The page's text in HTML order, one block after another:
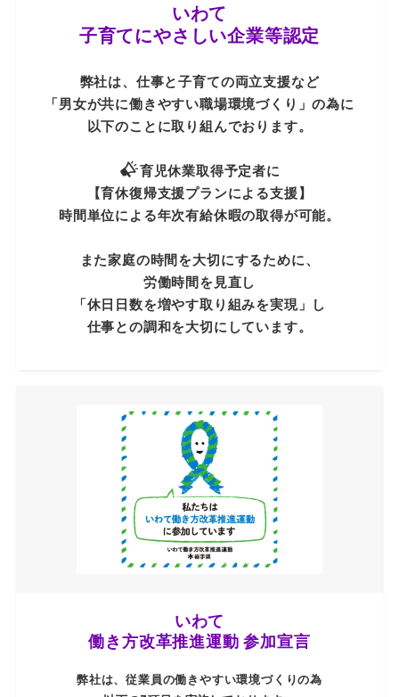
いわて
子育てにやさしい企業等認定
弊社は、仕事と子育ての両立支援など
「男女が共に働きやすい職場環境づくり」の為に
以下のことに取り組んでおります。
育児休業取得予定者に
【育休復帰支援プランによる支援】
時間単位による年次有給休暇の取得が可能。
また家庭の時間を大切にするために、
労働時間を見直し
「休日日数を増やす取り組みを実現」し
仕事との調和を大切にしています。
いわて
働き方改革推進運動 参加宣言
弊社は、従業員の働きやすい環境づくりの為